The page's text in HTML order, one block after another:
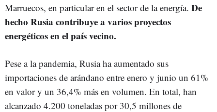
Marruecos, en particular en el sector de la energía. De
hecho Rusia contribuye a varios proyectos
energéticos en el país vecino.
Pese a la pandemia, Rusia ha aumentado sus
importaciones de arándano entre enero y junio un 61%
en valor y un 36,4% más en volumen. En total, han
alcanzado 4.200 toneladas por 30,5 millones de